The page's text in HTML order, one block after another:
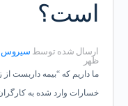
است؟
ارسال شده توسط سیروس
ظهر
ما داریم که “بیمه داربست
خسارات وارد شده به